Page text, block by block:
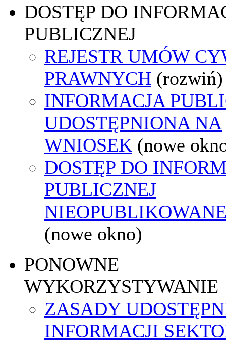
DOSTĘP DO
PUBLICZNEJ
REJESTR UMÓW
PRAWNYCH (rozwiń)
INFORMACJA
UDOSTĘPNIONA NA
WNIOSEK (nowe
DOSTĘP DO
PUBLICZNEJ
(nowe okno)
PONOWNE
WYKORZYSTYWANIE
ZASADY
INFORMACJI